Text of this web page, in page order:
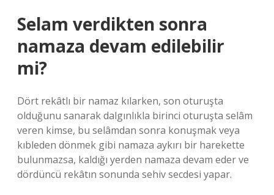
Selam verdikten sonra
namaza devam edilebilir
mi?
Dört rekâtlı bir namaz kılarken, son oturuşta
olduğunu sanarak dalgınlıkla birinci oturuşta selâm
veren kimse, bu selâmdan sonra konuşmak veya
kıbleden dönmek gibi namaza aykırı bir harekette
bulunmazsa, kaldığı yerden namaza devam eder ve
dördüncü rekâtın sonunda sehiv secdesi yapar.